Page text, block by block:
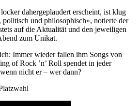
dahergeplaudert erscheint, ist klug
und philosophisch», notierte der
auf die Aktualität und den jeweiligen
zum Unikat.
Immer wieder fallen ihm Songs von
of Rock ’n’ Roll spendet in jeder
nicht er – wer dann?